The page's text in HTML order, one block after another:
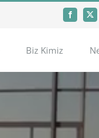
Facebook
X
Biz Kimiz